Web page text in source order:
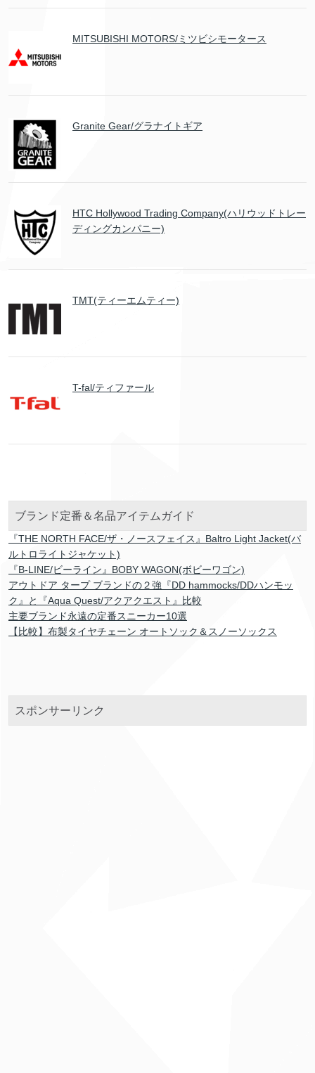
MITSUBISHI MOTORS/ミツビシモータース
Granite Gear/グラナイトギア
HTC Hollywood Trading Company(ハリウッドトレー
ディングカンパニー)
TMT(ティーエムティー)
T-fal/ティファール
ブランド定番＆名品アイテムガイド
『THE NORTH FACE/ザ・ノースフェイス』Baltro Light Jacket(バ
ルトロライトジャケット)
『B-LINE/ビーライン』BOBY WAGON(ボビーワゴン)
アウトドア タープ ブランドの２強『DD hammocks/DDハンモッ
ク』と『Aqua Quest/アクアクエスト』比較
主要ブランド永遠の定番スニーカー10選
【比較】布製タイヤチェーン オートソック＆スノーソックス
スポンサーリンク